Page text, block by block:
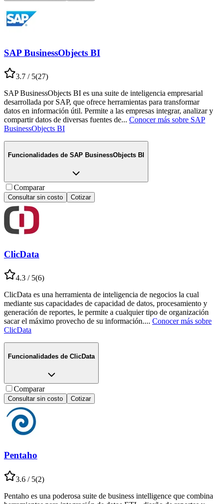
SAP BusinessObjects BI
3.7 / 5(27)
SAP BusinessObjects BI es una suite de inteligencia empresarial
desarrollada por SAP, que ofrece herramientas para transformar
datos en información útil. Permite a las empresas integrar, analizar y
compartir datos de diversas fuentes de... Conocer más sobre SAP
BusinessObjects BI
Funcionalidades de SAP BusinessObjects BI
Comparar
Consultar sin costo Cotizar
ClicData
4.3 / 5(6)
ClicData es una herramienta de inteligencia de negocios la cual
mediante sus capacidades de capacidad de datos, procesamiento y
generación de reportes, le permite a cualquier tipo de organización
sacar el máximo provecho de su información.... Conocer más sobre
ClicData
Funcionalidades de ClicData
Comparar
Consultar sin costo Cotizar
Pentaho
3.6 / 5(2)
Pentaho es una poderosa suite de business intelligence que combina